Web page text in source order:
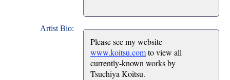
Artist Bio:
Please see my website
www.koitsu.comto view all
currently-known works by
Tsuchiya Koitsu.